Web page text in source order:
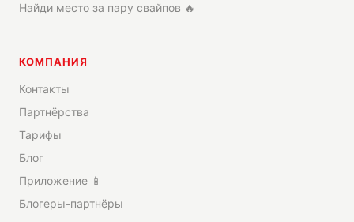
Найди место за пару свайпов 🔥
КОМПАНИЯ
Контакты
Партнёрства
Тарифы
Блог
Приложение 📱
Блогеры-партнёры